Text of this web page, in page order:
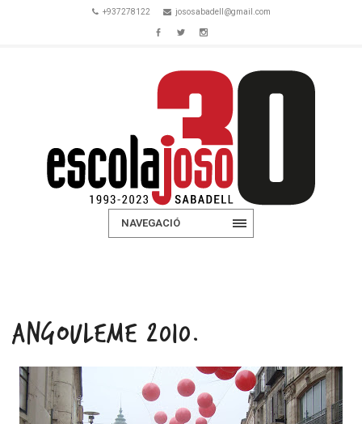
+937278122 jososabadell@gmail.com
NAVEGACIÓ
ANGOULÊME 2010.